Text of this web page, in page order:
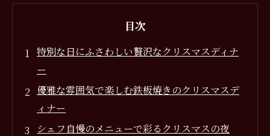
目次
特別な日にふさわしい贅沢なクリスマスディナ
ー
優雅な雰囲気で楽しむ鉄板焼きのクリスマスデ
ィナー
シェフ自慢のメニューで彩るクリスマスの夜